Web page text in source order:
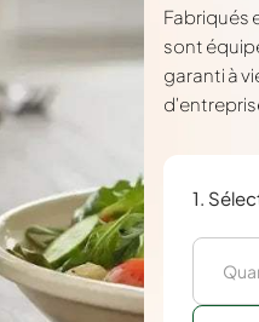
Fabriqués
sont
garanti à
1.